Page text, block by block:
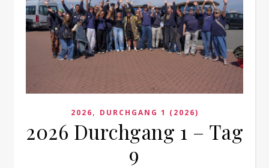
2026, DURCHGANG 1 (2026)
2026 Durchgang 1 – Tag
9